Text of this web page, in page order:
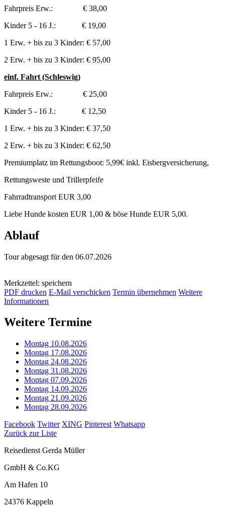
Fahrpreis Erw.: € 38,00
Kinder 5 - 16 J.: € 19,00
1 Erw. + bis zu 3 Kinder: € 57,00
2 Erw. + bis zu 3 Kinder: € 95,00
einf. Fahrt (Schleswig)
Fahrpreis Erw.: € 25,00
Kinder 5 - 16 J.: € 12,50
1 Erw. + bis zu 3 Kinder: € 37,50
2 Erw. + bis zu 3 Kinder: € 62,50
Premiumplatz im Rettungsboot: 5,99€ inkl. Eisbergversicherung,
Rettungsweste und Trillerpfeife
Fahrradtransport EUR 3,00
Liebe Hunde kosten EUR 1,00 & böse Hunde EUR 5,00.
Ablauf
Tour abgesagt für den 06.07.2026
Merkzettel: speichern
PDF drucken E-Mail verschicken Termin übernehmen Weitere
Informationen
Weitere Termine
Montag 10.08.2026
Montag 17.08.2026
Montag 24.08.2026
Montag 31.08.2026
Montag 07.09.2026
Montag 14.09.2026
Montag 21.09.2026
Montag 28.09.2026
Facebook Twitter XING Pinterest Whatsapp
Zurück zur Liste
Reisedienst Gerda Müller
GmbH & Co.KG
Am Hafen 10
24376 Kappeln